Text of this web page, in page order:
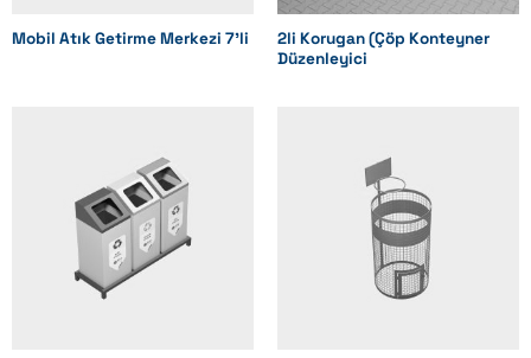
Mobil Atık Getirme Merkezi 7’li
2li Korugan (Çöp Konteyner
Düzenleyici